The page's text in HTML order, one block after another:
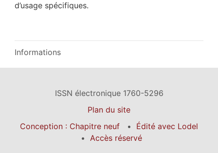
d’usage spécifiques.
Informations
ISSN électronique 1760-5296
Plan du site
Conception : Chapitre neuf
Édité avec Lodel
Accès réservé